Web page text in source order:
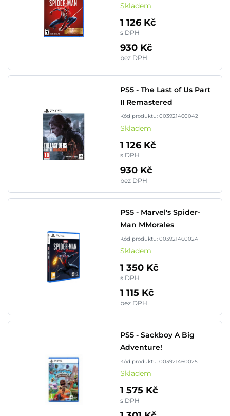
Skladem
1 126 Kč
s DPH
930 Kč
bez DPH
PS5 - The Last of Us Part
II Remastered
Kód produktu: 003921460042
Skladem
1 126 Kč
s DPH
930 Kč
bez DPH
PS5 - Marvel's Spider-
Man MMorales
Kód produktu: 003921460024
Skladem
1 350 Kč
s DPH
1 115 Kč
bez DPH
PS5 - Sackboy A Big
Adventure!
Kód produktu: 003921460025
Skladem
1 575 Kč
s DPH